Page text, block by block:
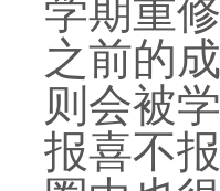
学期重
之前的
则会被
报喜不